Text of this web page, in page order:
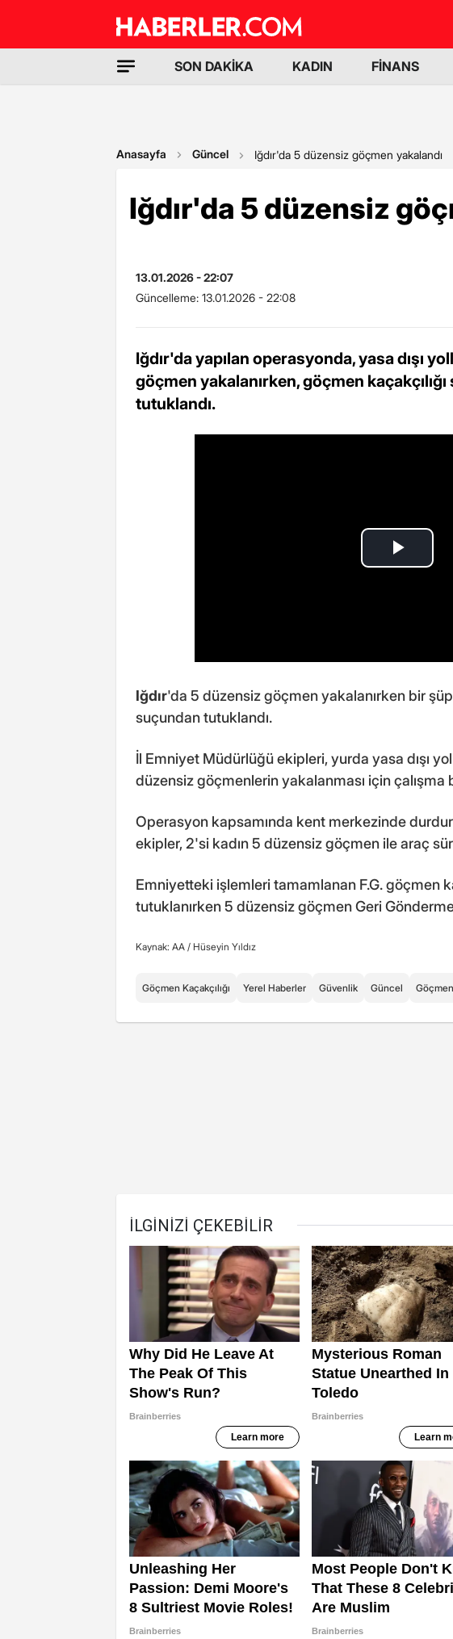
SON DAKİKA KADIN FİNANS
Anasayfa Güncel Iğdır'da 5 düzensiz göçmen yakalandı
Iğdır'da 5 düzensiz
13.01.2026 - 22:07
Güncelleme: 13.01.2026 - 22:08
Iğdır'da yapılan operasyonda, yasa dışı
göçmen yakalanırken, göçmen
tutuklandı.
Iğdır'da 5 düzensiz göçmen yakalanırken bir
suçundan tutuklandı.
İl Emniyet Müdürlüğü ekipleri, yurda yasa dışı
düzensiz göçmenlerin yakalanması için çalışma
Operasyon kapsamında kent merkezinde
ekipler, 2'si kadın 5 düzensiz göçmen ile araç
Emniyetteki işlemleri tamamlanan F.G. göçmen
tutuklanırken 5 düzensiz göçmen Geri
Kaynak: AA / Hüseyin Yıldız
Göçmen Kaçakçılığı Yerel Haberler Güvenlik Güncel Göçmen